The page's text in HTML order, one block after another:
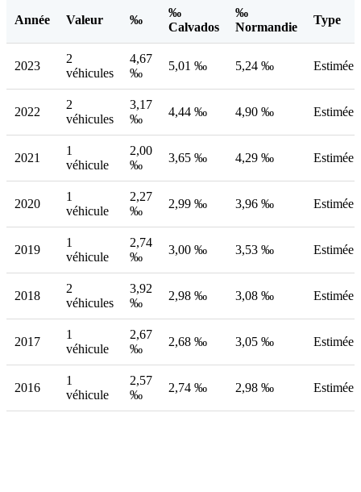
Année Valeur ‰
‰
Calvados
‰
Normandie
Type
2023
2
véhicules
4,67
‰
5,01 ‰ 5,24 ‰ Estimée
2022
2
véhicules
3,17
‰
4,44 ‰ 4,90 ‰ Estimée
2021
1
véhicule
2,00
‰
3,65 ‰ 4,29 ‰ Estimée
2020
1
véhicule
2,27
‰
2,99 ‰ 3,96 ‰ Estimée
2019
1
véhicule
2,74
‰
3,00 ‰ 3,53 ‰ Estimée
2018
2
véhicules
3,92
‰
2,98 ‰ 3,08 ‰ Estimée
2017
1
véhicule
2,67
‰
2,68 ‰ 3,05 ‰ Estimée
2016
1
véhicule
2,57
‰
2,74 ‰ 2,98 ‰ Estimée